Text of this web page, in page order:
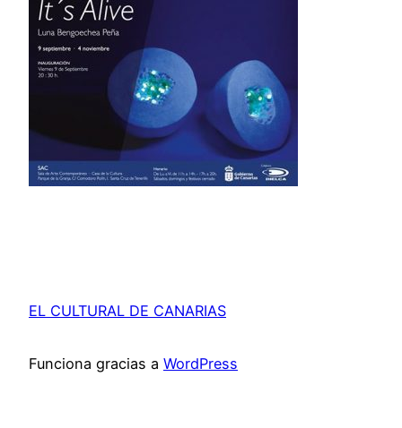
EL CULTURAL DE CANARIAS
Funciona gracias a WordPress